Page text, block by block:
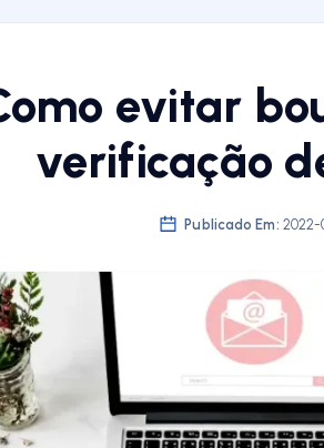
evitar
verificação
Publicado Em: 2022-